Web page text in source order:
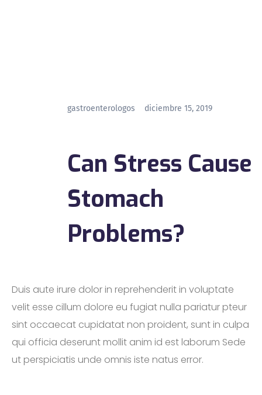
gastroenterologos diciembre 15, 2019
Can Stress Cause
Stomach
Problems?
Duis aute irure dolor in reprehenderit in voluptate
velit esse cillum dolore eu fugiat nulla pariatur pteur
sint occaecat cupidatat non proident, sunt in culpa
qui officia deserunt mollit anim id est laborum Sede
ut perspiciatis unde omnis iste natus error.